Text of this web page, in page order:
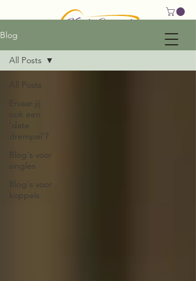
Blog
All Posts
Ervaar jij
ook een
'date
drempel'?
Blog's voor
singles
Blog's voor
koppels
All Posts